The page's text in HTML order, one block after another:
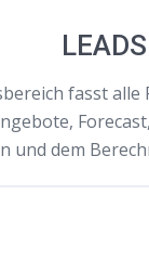
fasst
und dem